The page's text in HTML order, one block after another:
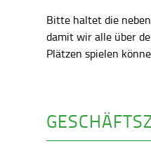
Bitte haltet die
damit wir alle über
Plätzen spielen